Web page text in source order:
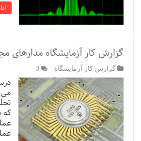
گزارش کار آزمایشگاه
گزارش کار آزمایشگاه 3
که